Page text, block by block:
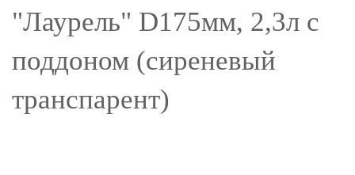
"Лаурель" D175мм, 2,3л с
поддоном (сиреневый
транспарент)